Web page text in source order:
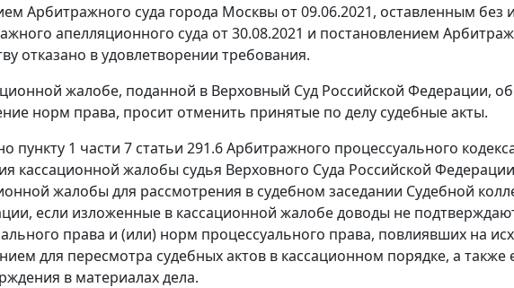
Арбитражного суда города Москвы от 09.06.2021, оставленным без
апелляционного суда от 30.08.2021 и постановлением
отказано в удовлетворении требования.
жалобе, поданной в Верховный Суд Российской Федерации,
норм права, просит отменить принятые по делу судебные акты.
пункту 1 части 7 статьи 291.6 Арбитражного процессуального
кассационной жалобы судья Верховного Суда Российской
жалобы для рассмотрения в судебном заседании Судебной
если изложенные в кассационной жалобе доводы не
права и (или) норм процессуального права, повлиявших на
для пересмотра судебных актов в кассационном порядке, а
в материалах дела.